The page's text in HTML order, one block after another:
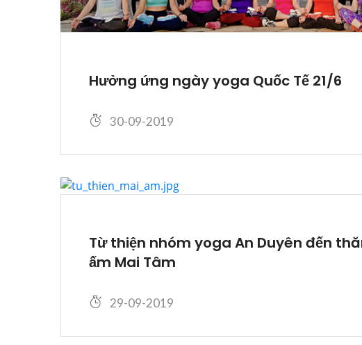
Hưởng ứng ngày yoga Quốc Tế 21/6
30-09-2019
Từ thiện nhóm yoga An Duyên đến
ấm Mai Tâm
29-09-2019